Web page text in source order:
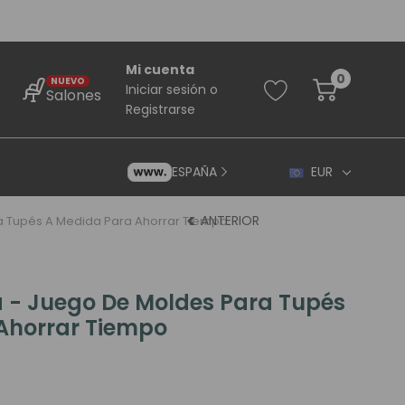
NUEVO
Salones
Mi cuenta
Iniciar sesión o
Registrarse
0
ESPAÑA EUR
A Medida Para Ahorrar TiempoANTERIOR
Juego De Moldes Para Tupés
Tiempo